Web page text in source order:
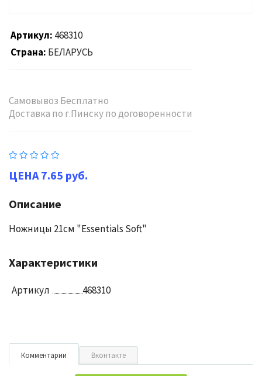
Артикул 468310
Страна БЕЛАРУСЬ
Самовывоз Бесплатно
Доставка по г.Пинску по договоренности
7.65 руб.
Описание
Ножницы 21см "Essentials Soft"
Характеристики
Артикул 468310
Комментарии Вконтакте